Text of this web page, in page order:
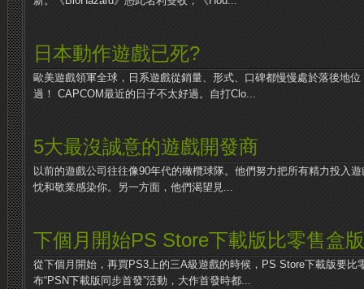
日本動作遊戲已死?
歐美遊戲領軍全球，日系遊戲從銷量、形式、口碑都慢慢處於落後地
過！ CAPCOM最近的日子不太好過。自打Clo...
5大最沒誠意的遊戲開發商
以前的遊戲公司往往像90年代的橄欖球隊。他們努力把所有精力投入
忱和敬業感染你。另一方面，他們渴望見...
下個月開始PS Store下載版比零售盒
從下個月開始，再買PS3上的三A級遊戲的時候，PS Store下載版要比
布“PSN下載版同步首發”活動，大作首發時都...